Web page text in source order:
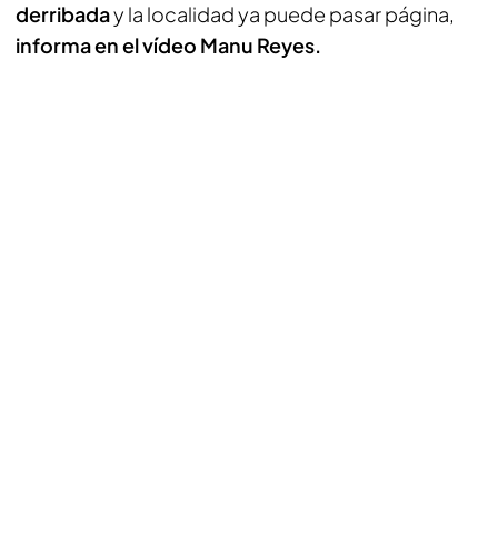
derribaday la localidad ya puede pasar página,
informa en el vídeo Manu Reyes.